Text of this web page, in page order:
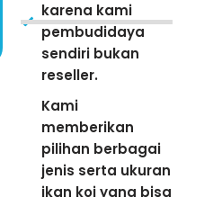
karena kami
pembudidaya
sendiri bukan
reseller.
Kami
memberikan
pilihan berbagai
jenis serta ukuran
ikan koi yang bisa